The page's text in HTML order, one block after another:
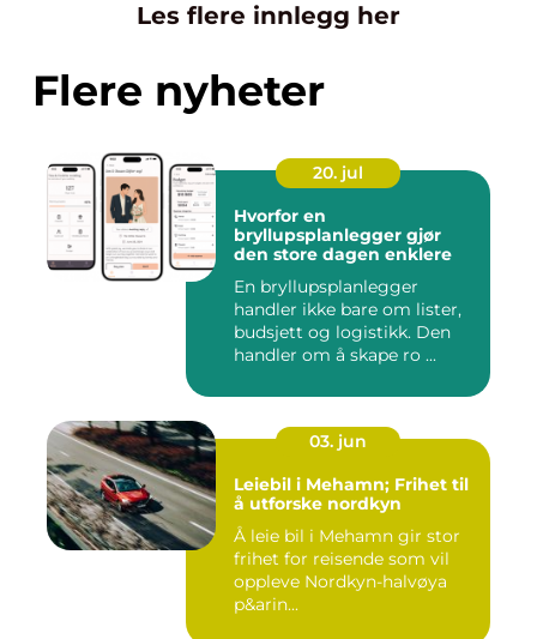
Les flere innlegg her
Flere nyheter
20. jul
Hvorfor en
bryllupsplanlegger gjør
den store dagen enklere
En bryllupsplanlegger
handler ikke bare om lister,
budsjett og logistikk. Den
handler om å skape ro ...
03. jun
Leiebil i Mehamn; Frihet til
å utforske nordkyn
Å leie bil i Mehamn gir stor
frihet for reisende som vil
oppleve Nordkyn-halvøya
p&arin...